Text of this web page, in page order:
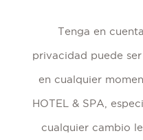
Tenga en
privacidad puede
en cualquier
HOTEL & SPA,
cualquier cambio